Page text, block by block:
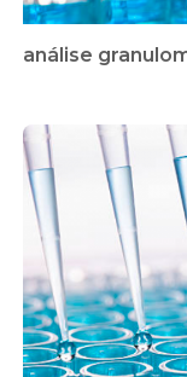
análise